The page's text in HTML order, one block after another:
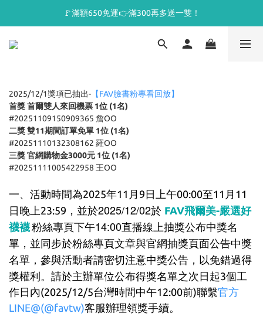
🚩滿額650免運👉滿300再多送一雙！
2025/12/1獎項已抽出- 【FAV臉書粉專看回放】
首獎 首爾雙人來回機票 1位 (1名)
#20251109150909365 詹OO
二獎 雙11期間訂單免單 1位 (1名)
#20251110132308162 羅OO
三獎 官網購物金3000元 1位 (1名)
#20251111005422958 王OO
一、活動時間為2025年11月9日上午00:00至11月11
日晚上23:59， 並於2025/12/02於 FAV飛爾美-嚴選好
襪襪粉絲專頁下午14:00直播線上抽獎公布中獎名
單 ，並同步於粉絲專頁文章與官網抽獎頁面公告中獎
名單，參與活動者請密切注意中獎公告，以免錯過得
獎權利。請於主辦單位公布得獎名單之次日起3個工
作日內(2025/12/5台灣時間中午12:00前)聯繫官方
LINE@(@favtw)客服辦理領獎手續。